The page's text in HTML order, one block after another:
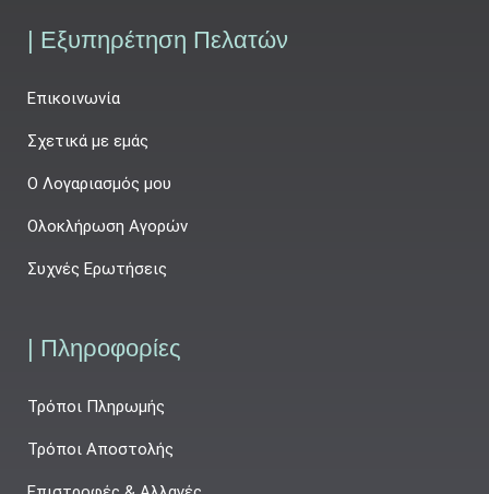
| Εξυπηρέτηση Πελατών
Επικοινωνία
Σχετικά με εμάς
Ο Λογαριασμός μου
Ολοκλήρωση Αγορών
Συχνές Ερωτήσεις
| Πληροφορίες
Τρόποι Πληρωμής
Τρόποι Αποστολής